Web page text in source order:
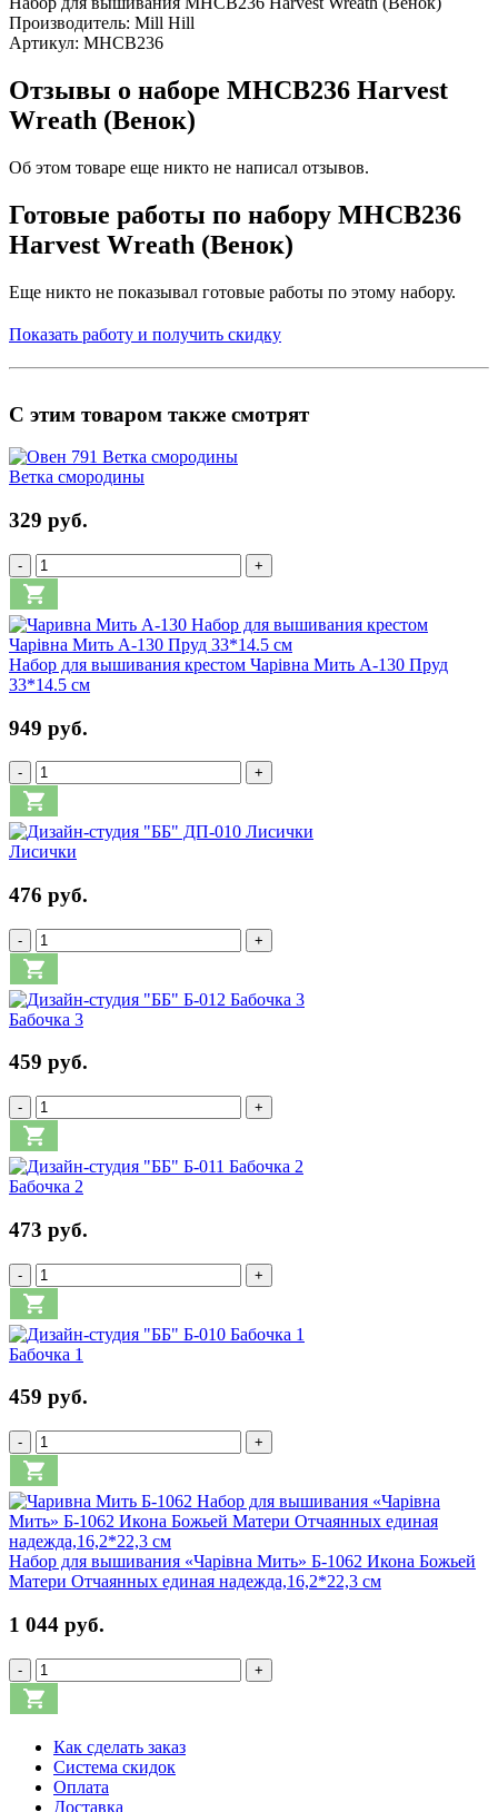
Производитель: Mill Hill
Артикул: MHCB236
Отзывы о наборе MHCB236 Harvest
Wreath (Венок)
Об этом товаре еще никто не написал отзывов.
Готовые работы по набору MHCB236
Harvest Wreath (Венок)
Еще никто не показывал готовые работы по этому набору.
Показать работу и получить скидку
С этим товаром также смотрят
Ветка смородины
329 руб.
- +
Набор для вышивания крестом Чарівна Мить А-130 Пруд
33*14.5 см
949 руб.
- +
Лисички
476 руб.
- +
Бабочка 3
459 руб.
- +
Бабочка 2
473 руб.
- +
Бабочка 1
459 руб.
- +
Набор для вышивания «Чарівна Мить» Б-1062 Икона Божьей
Матери Отчаянных единая надежда,16,2*22,3 см
1 044 руб.
- +
Как сделать заказ
Система скидок
Оплата
Доставка